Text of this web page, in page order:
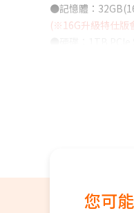
●記憶體：
(※16G升級特仕版
您可